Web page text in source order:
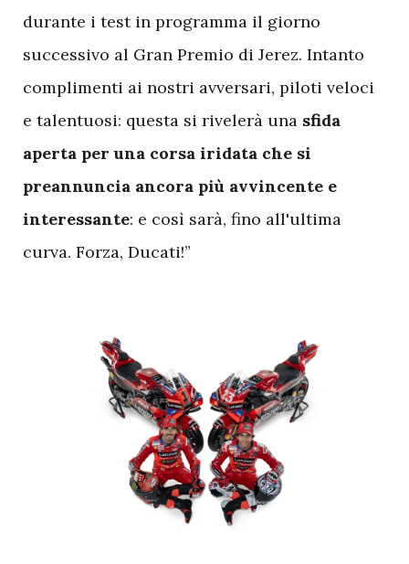
durante i test in programma il giorno
successivo al Gran Premio di Jerez. Intanto
complimenti ai nostri avversari, piloti veloci
e talentuosi: questa si rivelerà una sfida
aperta per una corsa iridata che si
preannuncia ancora più avvincente e
interessante: e così sarà, fino all'ultima
curva. Forza, Ducati!”